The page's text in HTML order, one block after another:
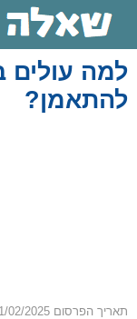
למה
להתאמן?
תאריך הפרסום 01/02/2025